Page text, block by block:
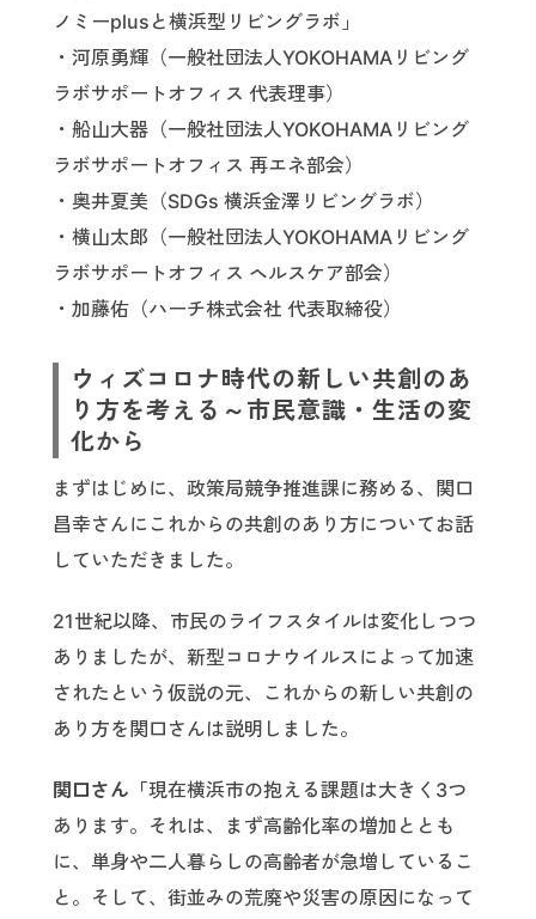
ノミーplusと横浜型リビングラボ」
・河原勇輝（一般社団法人YOKOHAMAリビング
ラボサポートオフィス 代表理事）
・船山大器（一般社団法人YOKOHAMAリビング
ラボサポートオフィス 再エネ部会）
・奥井夏美（SDGs 横浜金澤リビングラボ）
・横山太郎（一般社団法人YOKOHAMAリビング
ラボサポートオフィス ヘルスケア部会）
・加藤佑（ハーチ株式会社 代表取締役）
ウィズコロナ時代の新しい共創のあ
り方を考える～市民意識・生活の変
化から
まずはじめに、政策局競争推進課に務める、関口
昌幸さんにこれからの共創のあり方についてお話
していただきました。
21世紀以降、市民のライフスタイルは変化しつつ
ありましたが、新型コロナウイルスによって加速
されたという仮説の元、これからの新しい共創の
あり方を関口さんは説明しました。
関口さん「現在横浜市の抱える課題は大きく3つ
あります。それは、まず高齢化率の増加ととも
に、単身や二人暮らしの高齢者が急増しているこ
と。そして、街並みの荒廃や災害の原因になって